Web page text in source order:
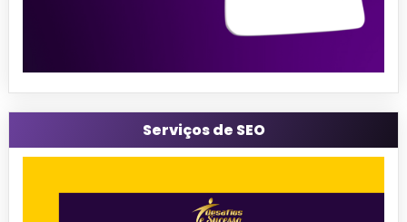
Serviços de SEO